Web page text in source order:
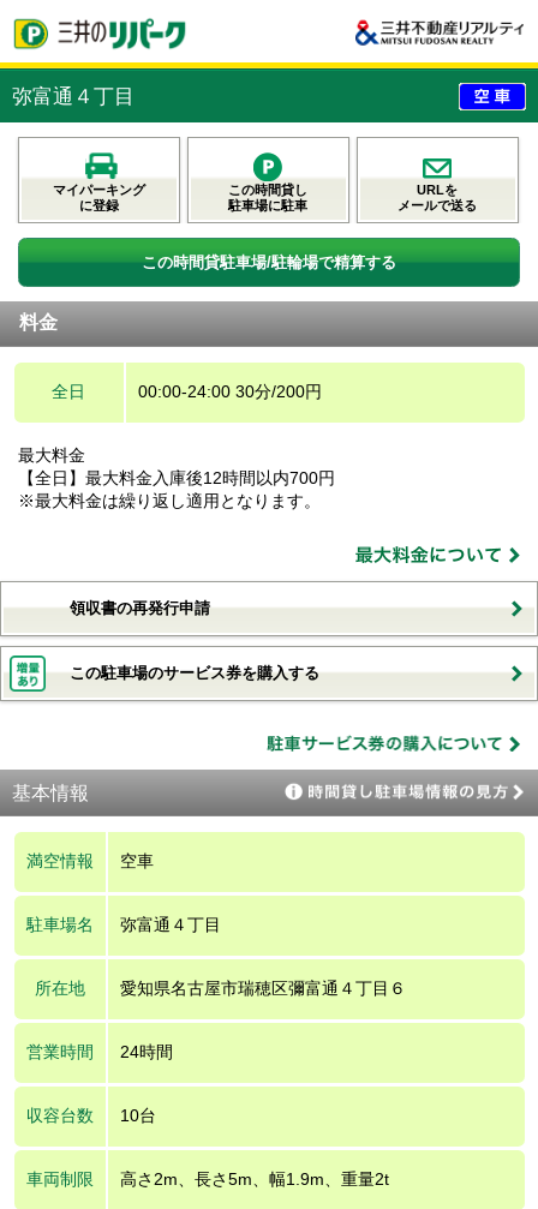
弥富通４丁目
マイパーキング
に登録
この時間貸し
駐車場に駐車
URLを
メールで送る
この時間貸駐車場/駐輪場で精算する
料金
全日 00:00-24:00 30分/200円
最大料金
【全日】最大料金入庫後12時間以内700円
※最大料金は繰り返し適用となります。
領収書の再発行申請
この駐車場のサービス券を購入する
基本情報
満空情報 空車
駐車場名 弥富通４丁目
所在地 愛知県名古屋市瑞穂区彌富通４丁目６
営業時間 24時間
収容台数 10台
車両制限 高さ2m、長さ5m、幅1.9m、重量2t